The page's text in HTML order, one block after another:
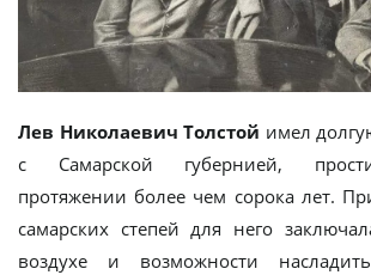
Лев Николаевич Толстой имел
с Самарской губернией,
протяжении более чем сорока лет.
самарских степей для него
воздухе и возможности